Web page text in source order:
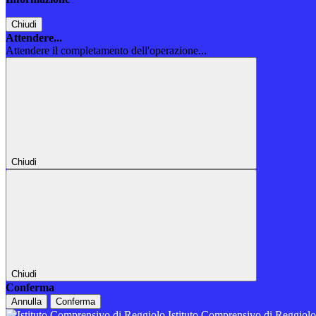
Chiudi
Attendere...
Attendere il completamento dell'operazione...
Chiudi
Chiudi
Conferma
Annulla Conferma